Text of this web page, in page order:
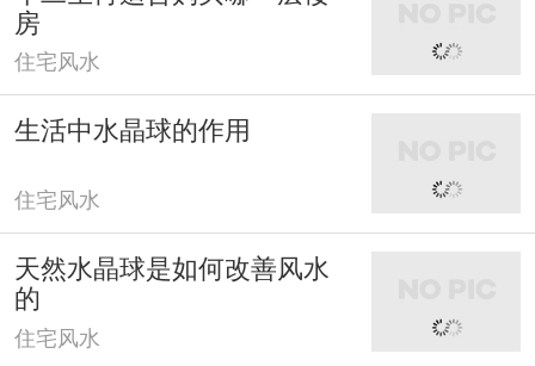
房
住宅风水
生活中水晶球的作用
住宅风水
天然水晶球是如何改善风水
的
住宅风水